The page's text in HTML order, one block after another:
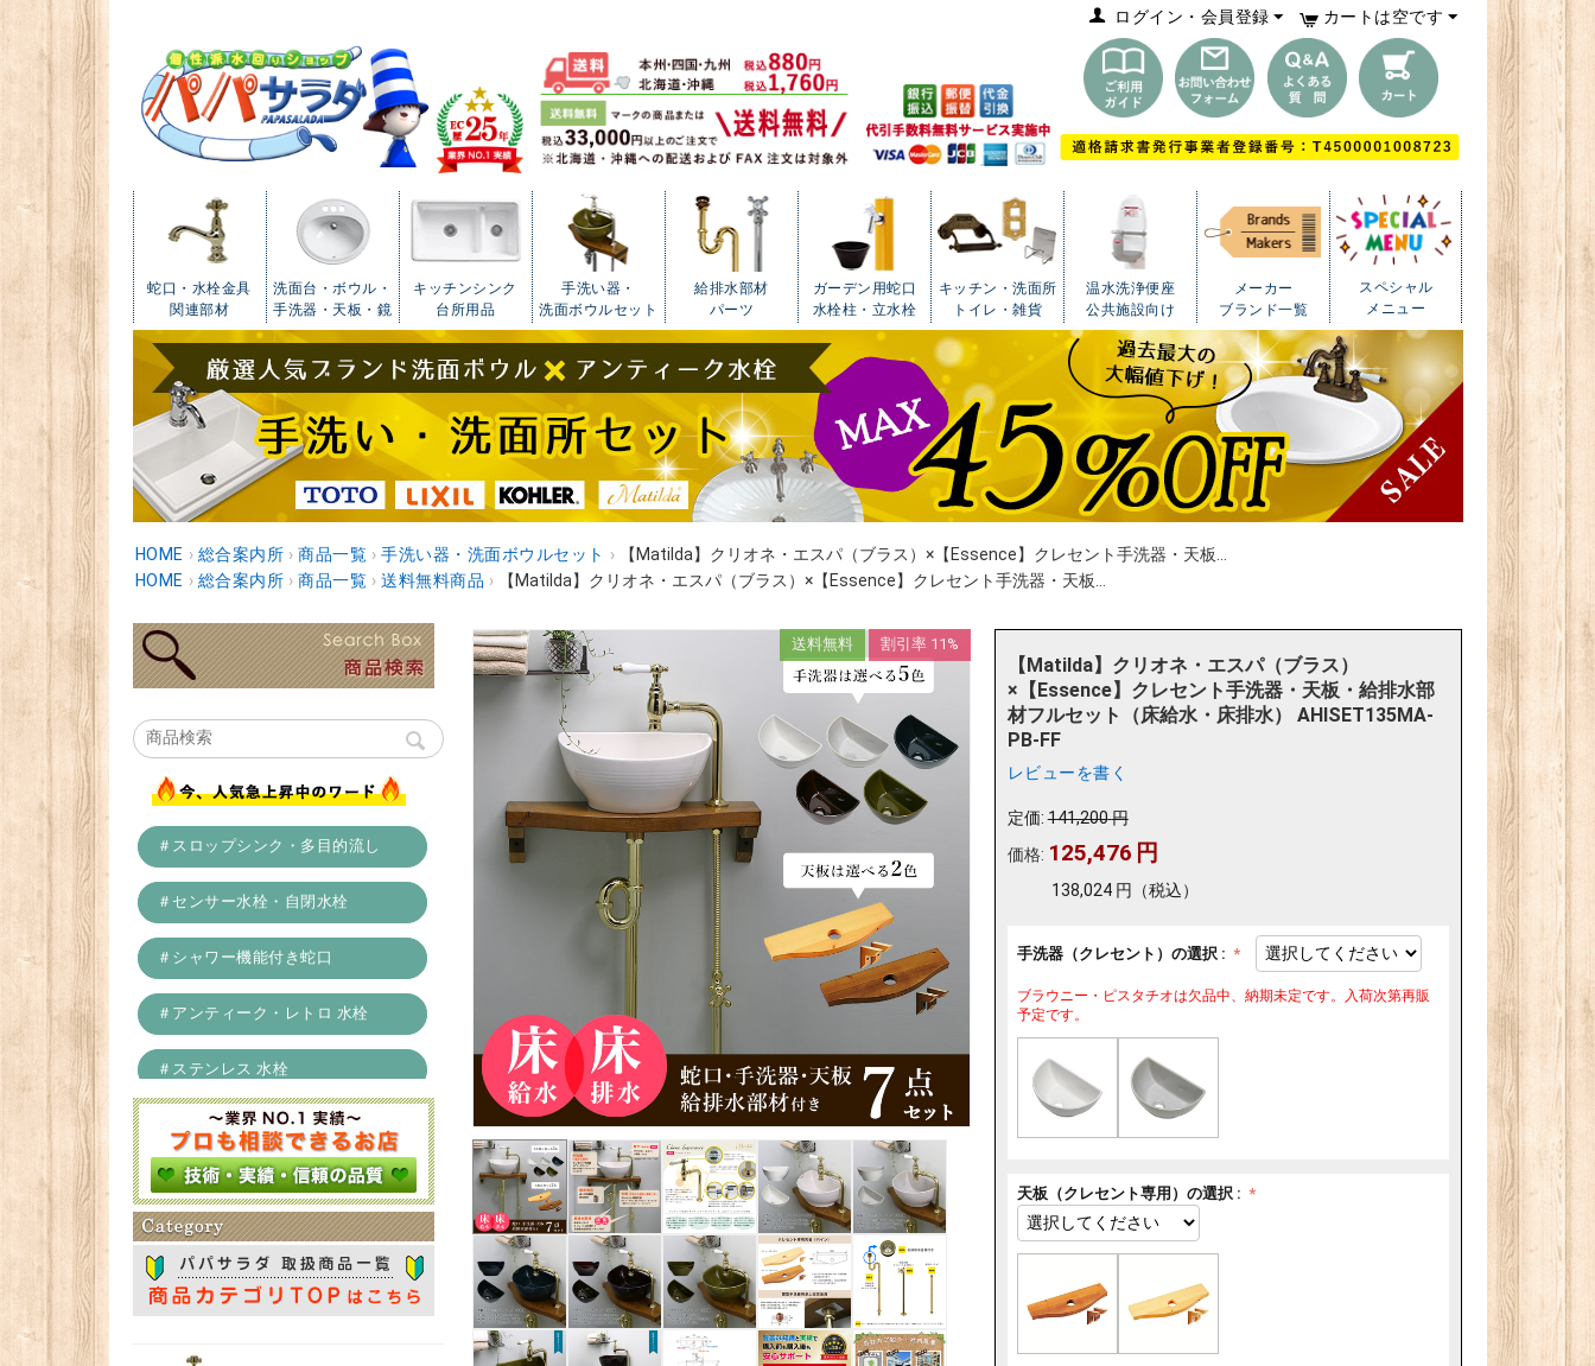
カートは空です
ログイン・会員登録
蛇口・水栓金具
関連部材
洗面台・ボウル・
手洗器・天板・鏡
キッチンシンク
台所用品
手洗い器・
洗面ボウルセット
給排水部材
パーツ
ガーデン用蛇口
水栓柱・立水栓
キッチン・洗面所
トイレ・雑貨
温水洗浄便座
公共施設向け
メーカー
ブランド一覧
スペシャル
メニュー
HOME › 総合案内所 › 商品一覧 › 手洗い器・洗面ボウルセット ›
【Matilda】クリオネ・エスパ（ブラス）×【Essence】クレセント手洗器・天板...
HOME › 総合案内所 › 商品一覧 › 送料無料商品 › 【Matilda】クリオネ・エスパ（ブラス）×【Essence】クレセント手洗器・天板...
＃スロップシンク・多目的流し
＃センサー水栓・自閉水栓
＃シャワー機能付き蛇口
＃アンティーク・レトロ 水栓
＃ステンレス 水栓
＃浄水器
送料無料 割引率 11%
【Matilda】クリオネ・エスパ（ブラス）
×【Essence】クレセント手洗器・天板・給排水部
材フルセット（床給水・床排水） AHISET135MA-
PB-FF
レビューを書く
定価: 141,200円
価格: 125,476 円
138,024 円 （税込）
手洗器（クレセント）の選択 :
ブラウニー・ピスタチオは欠品中、納期未定です。入荷次第再販
予定です。
天板（クレセント専用）の選択 :